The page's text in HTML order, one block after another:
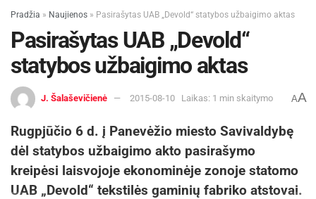
Pradžia » Naujienos » Pasirašytas UAB „Devold“ statybos užbaigimo aktas
Pasirašytas UAB „Devold“
statybos užbaigimo aktas
J. Šalaševičienė 2015-08-10 Laikas: 1 min skaitymo AA
Rugpjūčio 6 d. į Panevėžio miesto Savivaldybę
dėl statybos užbaigimo akto pasirašymo
kreipėsi laisvojoje ekonominėje zonoje statomo
UAB „Devold“ tekstilės gaminių fabriko atstovai.